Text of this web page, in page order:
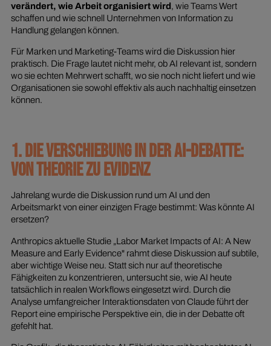
verändert, wie Arbeit organisiert wird, wie Teams Wert
schaffen und wie schnell Unternehmen von Information zu
Handlung gelangen können.
Für Marken und Marketing-Teams wird die Diskussion hier
praktisch. Die Frage lautet nicht mehr, ob AI relevant ist, sondern
wo sie echten Mehrwert schafft, wo sie noch nicht liefert und wie
Organisationen sie sowohl effektiv als auch nachhaltig einsetzen
können.
1. DIE VERSCHIEBUNG IN DER AI-DEBATTE:
VON THEORIE ZU EVIDENZ
Jahrelang wurde die Diskussion rund um AI und den
Arbeitsmarkt von einer einzigen Frage bestimmt: Was könnte AI
ersetzen?
Anthropics aktuelle Studie „Labor Market Impacts of AI: A New
Measure and Early Evidence" rahmt diese Diskussion auf subtile,
aber wichtige Weise neu. Statt sich nur auf theoretische
Fähigkeiten zu konzentrieren, untersucht sie, wie AI heute
tatsächlich in realen Workflows eingesetzt wird. Durch die
Analyse umfangreicher Interaktionsdaten von Claude führt der
Report eine empirische Perspektive ein, die in der Debatte oft
gefehlt hat.